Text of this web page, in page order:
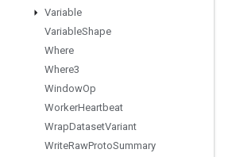
Variable
VariableShape
Where
Where3
WindowOp
WorkerHeartbeat
WrapDatasetVariant
WriteRawProtoSummary